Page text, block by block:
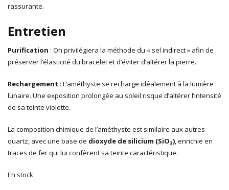
rassurante.
Entretien
Purification : On privilégiera la méthode du « sel indirect » afin de
préserver l’élasticité du bracelet et d’éviter d’altérer la pierre.
Rechargement : L’améthyste se recharge idéalement à la lumière
lunaire. Une exposition prolongée au soleil risque d’altérer l’intensité
de sa teinte violette.
La composition chimique de l’améthyste est similaire aux autres
quartz, avec une base de dioxyde de silicium (SiO₂), enrichie en
traces de fer qui lui confèrent sa teinte caractéristique.
En stock